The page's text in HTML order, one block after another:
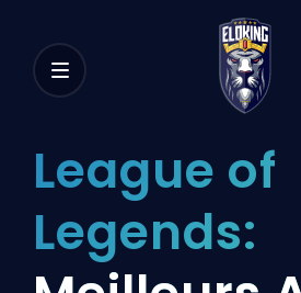
League of
Legends: